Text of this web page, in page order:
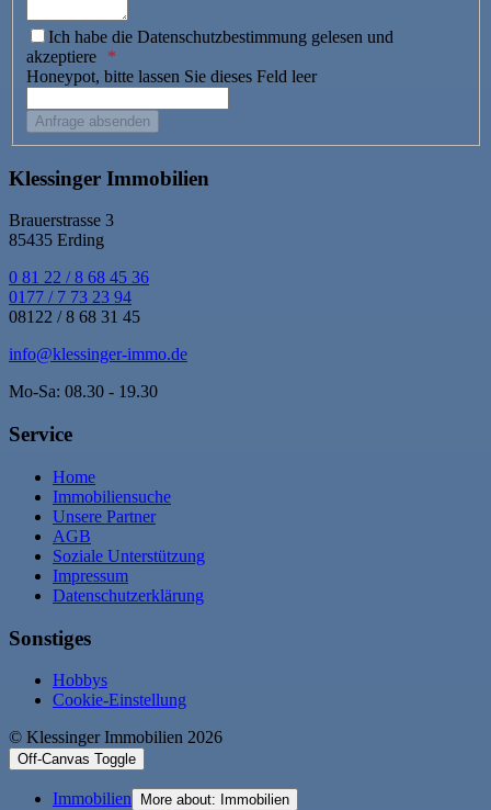
Ich habe die Datenschutzbestimmung gelesen und
akzeptiere
Honeypot, bitte lassen Sie dieses Feld leer
Klessinger Immobilien
Brauerstrasse 3
85435 Erding
0 81 22 / 8 68 45 36
0177 / 7 73 23 94
08122 / 8 68 31 45
info@klessinger-immo.de
Mo-Sa: 08.30 - 19.30
Service
Home
Immobiliensuche
Unsere Partner
AGB
Soziale Unterstützung
Impressum
Datenschutzerklärung
Sonstiges
Hobbys
Cookie-Einstellung
© Klessinger Immobilien 2026
Off-Canvas Toggle
Immobilien More about: Immobilien